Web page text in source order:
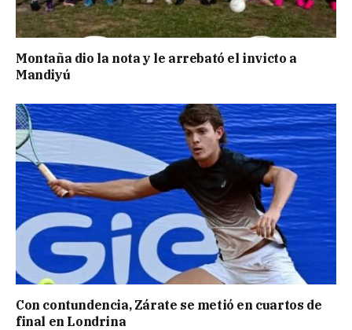
Montaña dio la nota y le arrebató el invicto a
Mandiyú
Con contundencia, Zárate se metió en cuartos de
final en Londrina